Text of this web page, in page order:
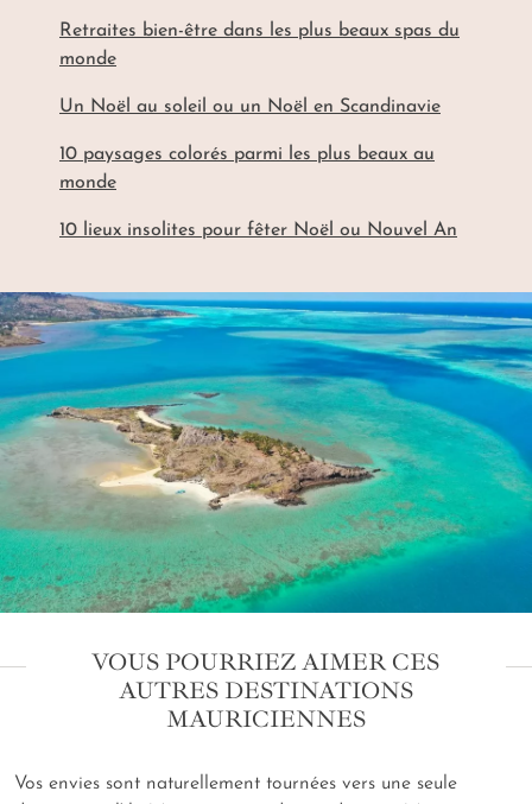
Retraites bien-être dans les plus beaux spas du
monde
Un Noël au soleil ou un Noël en Scandinavie
10 paysages colorés parmi les plus beaux au
monde
10 lieux insolites pour fêter Noël ou Nouvel An
VOUS POURRIEZ AIMER CES
AUTRES DESTINATIONS
MAURICIENNES
Vos envies sont naturellement tournées vers une seule